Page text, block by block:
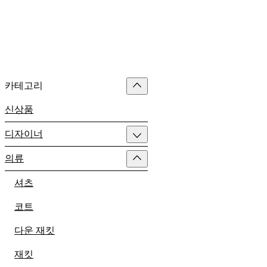
카테고리
신상품
디자이너
의류
셔츠
코트
다운 재킷
재킷